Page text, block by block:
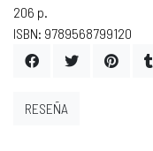
206 p.
ISBN: 9789568799120
RESEÑA